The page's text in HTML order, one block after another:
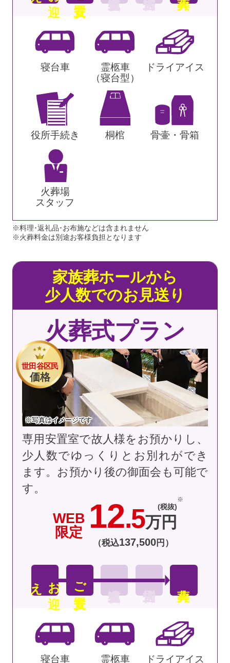
寝台車
霊柩車
（寝台型）
ドライアイス
役所手続き 桐棺 骨壷・骨箱
火葬場
スタッフ
※料理･返礼品･お布施などは含まれません
※火葬料金は別途お客様負担となります
世田谷区民
価格
※写真はイメージです
家族葬ホールから
少人数でのお見送り
火葬式プラン
WEB
限定 12.5万円
(税抜)
（税込137,500円）
お
迎
え ご安置
専用安置室で故人様をお預かりし、
少人数でゆっくりとお別れができ
ます。お預かり後の御面会も可能で
す。
寝台車 霊柩車 ドライアイス